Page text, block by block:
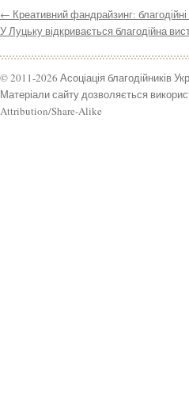
← Креативний фандрайзинг:
У Луцьку відкривається благодійна
© 2011-2026 Асоціація благодійників
Матеріали сайту дозволяється
Attribution/Share-Alike